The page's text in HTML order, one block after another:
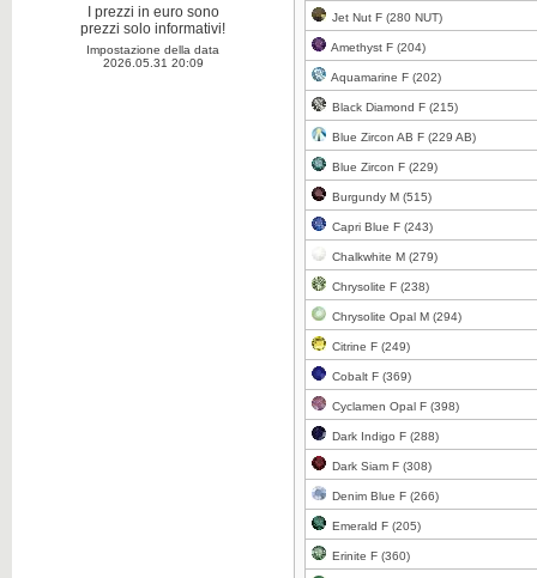
I prezzi in euro sono
prezzi solo informativi!
Impostazione della data
2026.05.31 20:09
Clicca per ingrandire
Clicca per ingrandire
Clicca per ingrandire
Clicca per ingrandire
Jet Nut F (280 NUT)
Amethyst F (204)
Aquamarine F (202)
Black Diamond F (215)
Blue Zircon AB F (229 AB)
Blue Zircon F (229)
Burgundy M (515)
Capri Blue F (243)
Chalkwhite M (279)
Chrysolite F (238)
Chrysolite Opal M (294)
Citrine F (249)
Cobalt F (369)
Cyclamen Opal F (398)
Dark Indigo F (288)
Dark Siam F (308)
Denim Blue F (266)
Emerald F (205)
Erinite F (360)